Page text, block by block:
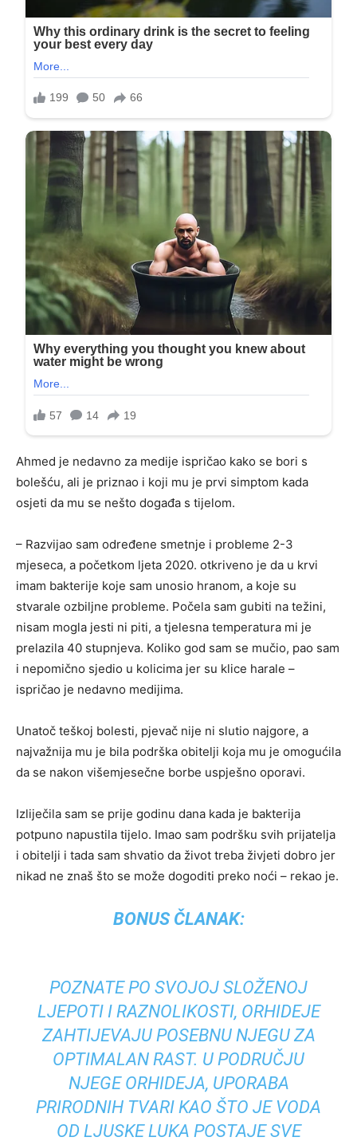
Ahmed je nedavno za medije ispričao kako se bori s
bolešću, ali je priznao i koji mu je prvi simptom kada
osjeti da mu se nešto događa s tijelom.
– Razvijao sam određene smetnje i probleme 2-3
mjeseca, a početkom ljeta 2020. otkriveno je da u krvi
imam bakterije koje sam unosio hranom, a koje su
stvarale ozbiljne probleme. Počela sam gubiti na težini,
nisam mogla jesti ni piti, a tjelesna temperatura mi je
prelazila 40 stupnjeva. Koliko god sam se mučio, pao sam
i nepomično sjedio u kolicima jer su klice harale –
ispričao je nedavno medijima.
Unatoč teškoj bolesti, pjevač nije ni slutio najgore, a
najvažnija mu je bila podrška obitelji koja mu je omogućila
da se nakon višemjesečne borbe uspješno oporavi.
Izliječila sam se prije godinu dana kada je bakterija
potpuno napustila tijelo. Imao sam podršku svih prijatelja
i obitelji i tada sam shvatio da život treba živjeti dobro jer
nikad ne znaš što se može dogoditi preko noći – rekao je.
BONUS ČLANAK:
POZNATE PO SVOJOJ SLOŽENOJ
LJEPOTI I RAZNOLIKOSTI, ORHIDEJE
ZAHTIJEVAJU POSEBNU NJEGU ZA
OPTIMALAN RAST. U PODRUČJU
NJEGE ORHIDEJA, UPORABA
PRIRODNIH TVARI KAO ŠTO JE VODA
OD LJUSKE LUKA POSTAJE SVE